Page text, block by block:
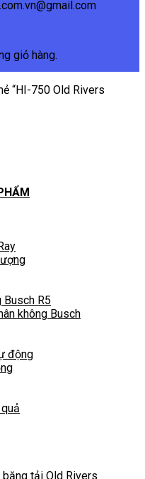
giỏ hàng.
“HI-750 Old Rivers
Busch R5
không Busch
động
băng tải Old Rivers